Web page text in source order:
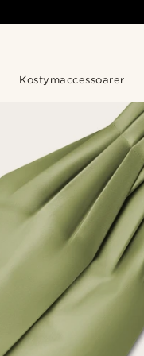
Kostymaccessoarer